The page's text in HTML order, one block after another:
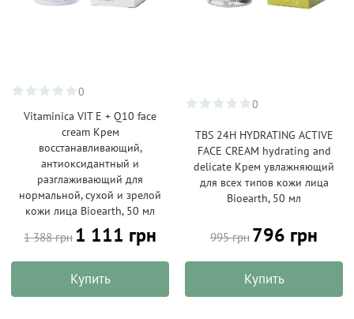
0
Vitaminica VIT E + Q10 face
cream Крем
восстанавливающий,
антиоксидантный и
разглаживающий для
нормальной, сухой и зрелой
кожи лица Bioearth, 50 мл
1 388 грн 1 111 грн
Купить
0
TBS 24H HYDRATING ACTIVE
FACE CREAM hydrating and
delicate Крем увлажняющий
для всех типов кожи лица
Bioearth, 50 мл
995 грн 796 грн
Купить